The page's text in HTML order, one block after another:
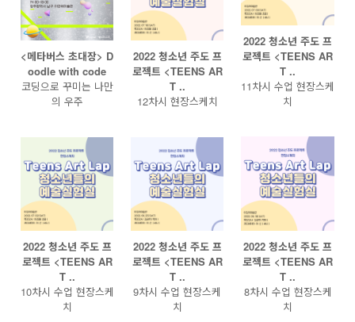
<메타버스 초대장> D
oodle with code
코딩으로 꾸미는 나만
의 우주
2022 청소년 주도 프
로젝트 <TEENS AR
T ..
12차시 현장스케치
2022 청소년 주도 프
로젝트 <TEENS AR
T ..
11차시 수업 현장스케
치
2022 청소년 주도 프
로젝트 <TEENS AR
T ..
10차시 수업 현장스케
치
2022 청소년 주도 프
로젝트 <TEENS AR
T ..
9차시 수업 현장스케
치
2022 청소년 주도 프
로젝트 <TEENS AR
T ..
8차시 수업 현장스케
치